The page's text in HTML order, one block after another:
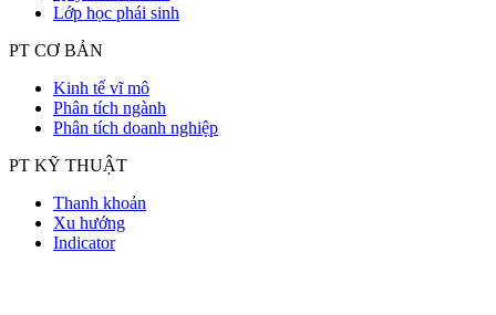
Lớp học phái sinh
PT CƠ BẢN
Kinh tế vĩ mô
Phân tích ngành
Phân tích doanh nghiệp
PT KỸ THUẬT
Thanh khoản
Xu hướng
Indicator